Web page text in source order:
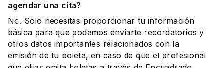
agendar una cita?
No. Solo necesitas proporcionar tu información
básica para que podamos enviarte recordatorios y
otros datos importantes relacionados con la
emisión de tu boleta, en caso de que el profesional